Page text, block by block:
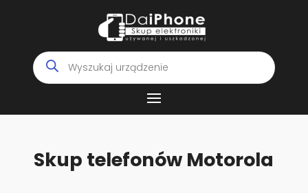
Wyszukiwarka
produktów
Skup telefonów Motorola